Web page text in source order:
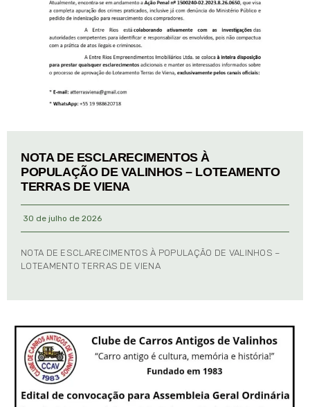
NOTA DE ESCLARECIMENTOS À
POPULAÇÃO DE VALINHOS – LOTEAMENTO
TERRAS DE VIENA
30 de julho de 2026
NOTA DE ESCLARECIMENTOS À POPULAÇÃO DE VALINHOS –
LOTEAMENTO TERRAS DE VIENA